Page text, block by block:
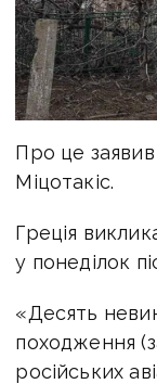
Про це заявив
Міцотакіс.
Греція
у понеділок
«Десять
походження
російських